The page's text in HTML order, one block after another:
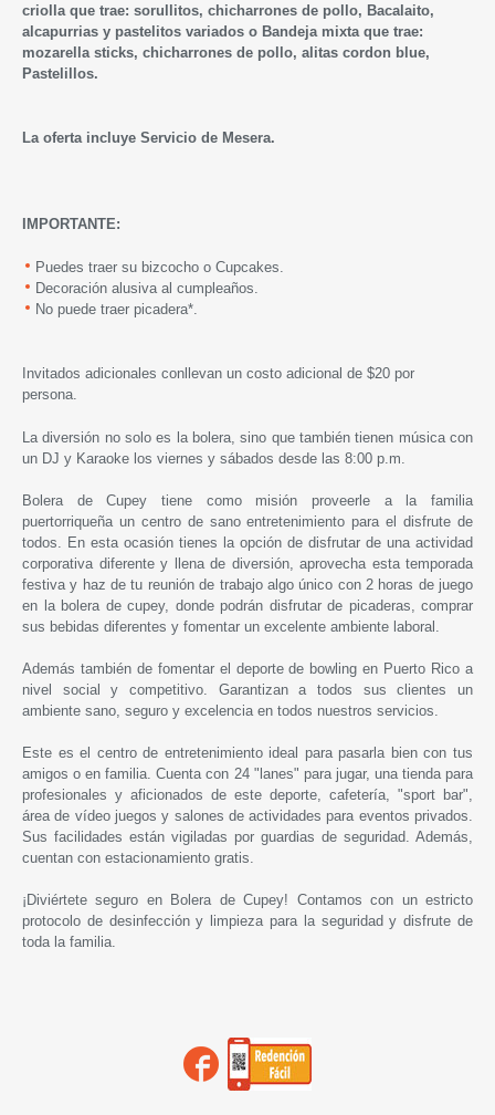
criolla que trae: sorullitos, chicharrones de pollo, Bacalaito,
alcapurrias y pastelitos variados o Bandeja mixta que trae:
mozarella sticks, chicharrones de pollo, alitas cordon blue,
Pastelillos.
La oferta incluye Servicio de Mesera.
IMPORTANTE:
Puedes traer su bizcocho o Cupcakes.
Decoración alusiva al cumpleaños.
No puede traer picadera*.
Invitados adicionales conllevan un costo adicional de $20 por
persona.
La diversión no solo es la bolera, sino que también tienen música con
un DJ y Karaoke los viernes y sábados desde las 8:00 p.m.
Bolera de Cupey tiene como misión proveerle a la familia
puertorriqueña un centro de sano entretenimiento para el disfrute de
todos. En esta ocasión tienes la opción de disfrutar de una actividad
corporativa diferente y llena de diversión, aprovecha esta temporada
festiva y haz de tu reunión de trabajo algo único con 2 horas de juego
en la bolera de cupey, donde podrán disfrutar de picaderas, comprar
sus bebidas diferentes y fomentar un excelente ambiente laboral.
Además también de fomentar el deporte de bowling en Puerto Rico a
nivel social y competitivo. Garantizan a todos sus clientes un
ambiente sano, seguro y excelencia en todos nuestros servicios.
Este es el centro de entretenimiento ideal para pasarla bien con tus
amigos o en familia. Cuenta con 24 "lanes" para jugar, una tienda para
profesionales y aficionados de este deporte, cafetería, "sport bar",
área de vídeo juegos y salones de actividades para eventos privados.
Sus facilidades están vigiladas por guardias de seguridad. Además,
cuentan con estacionamiento gratis.
¡Diviértete seguro en Bolera de Cupey! Contamos con un estricto
protocolo de desinfección y limpieza para la seguridad y disfrute de
toda la familia.